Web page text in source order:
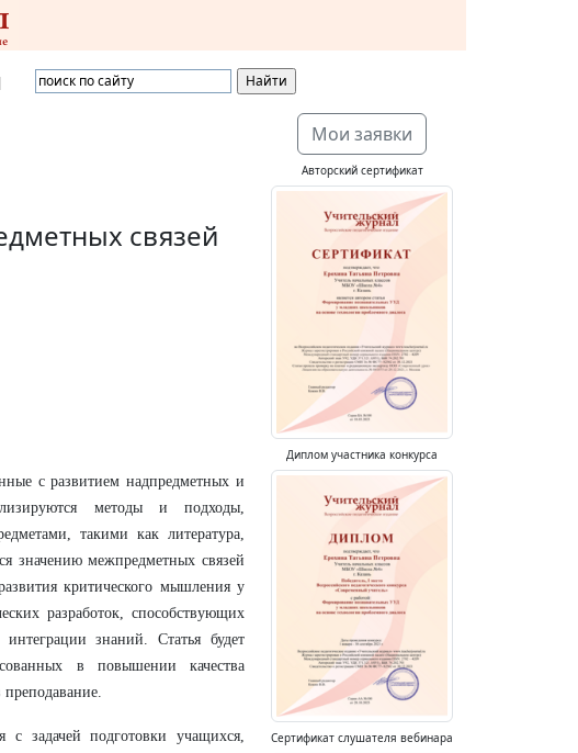
связей
с развитием надпредметных и
методы и подходы,
такими как литература,
значению межпредметных связей
критического мышления у
разработок, способствующих
знаний. Статья будет
в повышении качества
с задачей подготовки учащихся,
Мои заявки
Авторский сертификат
Диплом участника конкурса
Сертификат слушателя вебинара